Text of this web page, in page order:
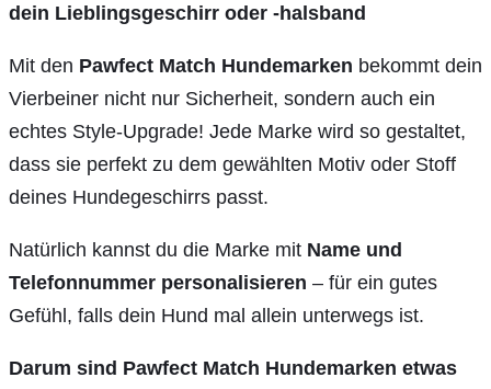
dein Lieblingsgeschirr oder -halsband
Mit den Pawfect Match Hundemarken bekommt dein
Vierbeiner nicht nur Sicherheit, sondern auch ein
echtes Style-Upgrade! Jede Marke wird so gestaltet,
dass sie perfekt zu dem gewählten Motiv oder Stoff
deines Hundegeschirrs passt.
Natürlich kannst du die Marke mit Name und
Telefonnummer personalisieren – für ein gutes
Gefühl, falls dein Hund mal allein unterwegs ist.
Darum sind Pawfect Match Hundemarken etwas